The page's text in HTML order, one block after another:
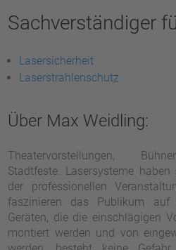
Sachverständiger
Lasersicherheit
Laserstrahlenschutz
Über Max Weidling:
Theatervorstellungen,
Stadtfeste. Lasersysteme
der professionellen
faszinieren das Publikum auf
Geräten, die die einschlägigen
montiert werden und von